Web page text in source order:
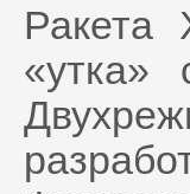
Ракета
«утка»